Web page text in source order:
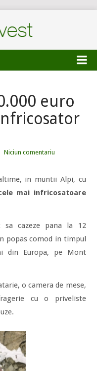
euro
Niciun comentariu
in muntii Alpi, cu
mai infricosatoare
sa cazeze pana la 12
popas comod in timpul
din Europa, pe Mont
o camera de mese,
cu o priveliste